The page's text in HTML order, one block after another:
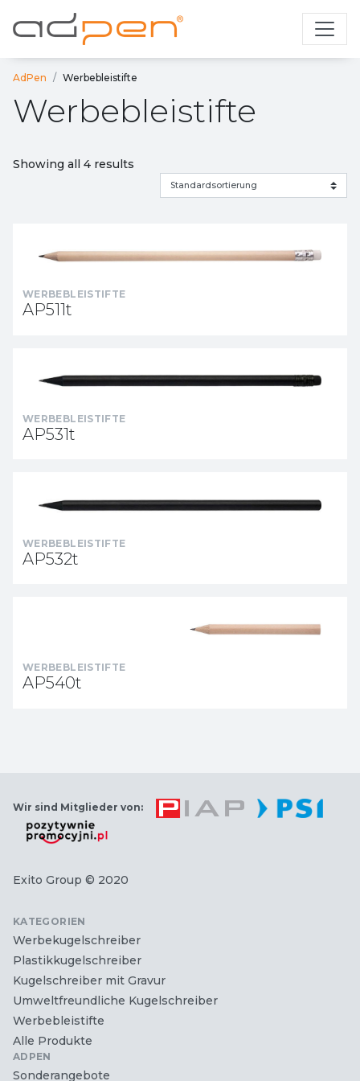
AdPen Werbebleistifte
Werbebleistifte
Showing all 4 results
WERBEBLEISTIFTE
AP511t
WERBEBLEISTIFTE
AP531t
WERBEBLEISTIFTE
AP532t
WERBEBLEISTIFTE
AP540t
Wir sind Mitglieder von:
Exito Group © 2020
KATEGORIEN
Werbekugelschreiber
Plastikkugelschreiber
Kugelschreiber mit Gravur
Umweltfreundliche Kugelschreiber
Werbebleistifte
Alle Produkte
ADPEN
Sonderangebote